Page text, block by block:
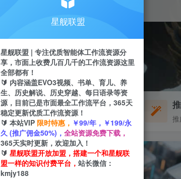
每周免费工作流 体验
不定期更新
星舰联盟
星舰联盟 | 专注优质智能体工作流资源分
享，市面上收费几百几千的工作流资源这里
全部都有！
🔰 内容涵盖EVO3视频、书单、育儿、养
生、历史解说、历史穿越、每日语录等资
源，目前已是市面最全工作流平台，365天
稳定更新优质工作流资源！
🔰 本站VIP 限时特惠， ￥99/年，￥199/永
久 (推广佣金50%)， 全站资源免费下载，
365天实时更新，欢迎加入！
🔰 星舰联盟开放加盟，搭建一个和星舰联
盟一样的知识付费平台， 站长微信：
kmjy188